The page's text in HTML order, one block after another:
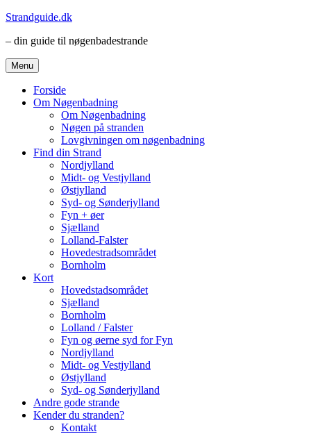
Videre
indhold
Strandguide.dk
– din guide til nøgenbadestrande
Menu
Forside
Om Nøgenbadning
Om Nøgenbadning
Nøgen på stranden
Lovgivningen om nøgenbadning
Find din Strand
Nordjylland
Midt- og Vestjylland
Østjylland
Syd- og Sønderjylland
Fyn + øer
Sjælland
Lolland-Falster
Hovedestradsområdet
Bornholm
Kort
Hovedstadsområdet
Sjælland
Bornholm
Lolland / Falster
Fyn og øerne syd for Fyn
Nordjylland
Midt- og Vestjylland
Østjylland
Syd- og Sønderjylland
Andre gode strande
Kender du stranden?
Kontakt